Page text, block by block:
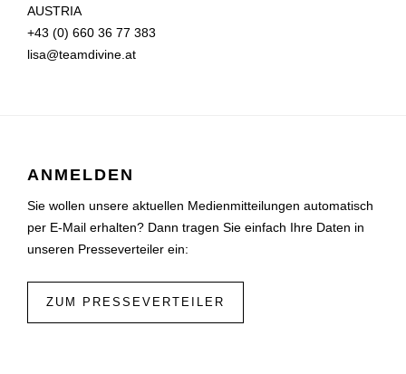
AUSTRIA
+43 (0) 660 36 77 383
lisa@teamdivine.at
ANMELDEN
Sie wollen unsere aktuellen Medienmitteilungen automatisch
per E-Mail erhalten? Dann tragen Sie einfach Ihre Daten in
unseren Presseverteiler ein:
ZUM PRESSEVERTEILER